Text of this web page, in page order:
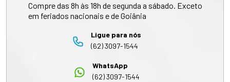
Compre das 8h às 18h de segunda a sábado. Exceto
em feriados nacionais e de Goiânia
Ligue para nós
(62) 3097-1544
WhatsApp
(62) 3097-1544